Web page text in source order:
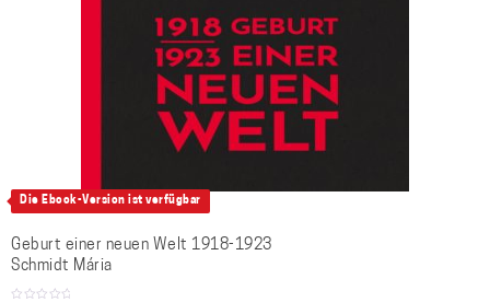
Die Ebook-Version ist verfügbar
Geburt einer neuen Welt 1918-1923
Schmidt Mária